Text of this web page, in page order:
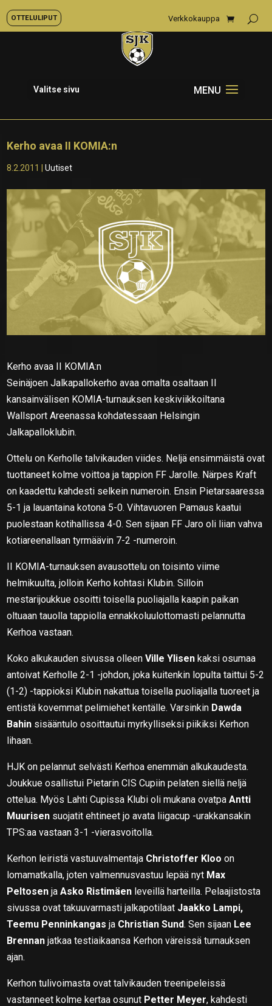
OTTELULIPUT Verkkokauppa
Valitse sivu
Kerho avaa II KOMIA:n
8.2.2011 |Uutiset
Kerho avaa II KOMIA:n
Seinäjoen Jalkapallokerho avaa omalta osaltaan II
kansainvälisen KOMIA-turnauksen keskiviikkoiltana
Wallsport Areenassa kohdatessaan Helsingin
Jalkapalloklubin.
Ottelu on Kerholle talvikauden viides. Neljä ensimmäistä ovat
tuottaneet kolme voittoa ja tappion FF Jarolle. Närpes Kraft
on kaadettu kahdesti selkein numeroin. Ensin Pietarsaaressa
5-1 ja lauantaina kotona 5-0. Vihtavuoren Pamaus kaatui
puolestaan kotihallissa 4-0. Sen sijaan FF Jaro oli liian vahva
kotiareenallaan tyrmäävin 7-2 -numeroin.
II KOMIA-turnauksen avausottelu on toisinto viime
helmikuulta, jolloin Kerho kohtasi Klubin. Silloin
mestarijoukkue osoitti toisella puoliajalla kaapin paikan
oltuaan tauolla tappiolla ennakkoluulottomasti pelannutta
Kerhoa vastaan.
Koko alkukauden sivussa olleenVille Ylisen kaksi osumaa
antoivat Kerholle 2-1 -johdon, joka kuitenkin lopulta taittui 5-2
(1-2) -tappioksi Klubin nakattua toisella puoliajalla tuoreet ja
entistä kovemmat pelimiehet kentälle. Varsinkin Dawda
Bahin sisääntulo osoittautui myrkylliseksi piikiksi Kerhon
lihaan.
HJK on pelannut selvästi Kerhoa enemmän alkukaudesta.
Joukkue osallistui Pietarin CIS Cupiin pelaten siellä neljä
ottelua. Myös Lahti Cupissa Klubi oli mukana ovatpaAntti
Muurisen suojatit ehtineet jo avata liigacup -urakkansakin
TPS:aa vastaan 3-1 -vierasvoitolla.
Kerhon leiristä vastuuvalmentaja Christoffer Kloo on
lomamatkalla, joten valmennusvastuu lepää nyt Max
Peltosen jaAsko Ristimäen leveillä harteilla. Pelaajistosta
sivussa ovat takuuvarmasti jalkapotilaat Jaakko Lampi,
Teemu Penninkangas ja Christian Sund. Sen sijaan Lee
Brennan jatkaa testiaikaansa Kerhon väreissä turnauksen
ajan.
Kerhon tulivoimasta ovat talvikauden treenipeleissä
vastanneet kolme kertaa osunut Petter Meyer, kahdesti